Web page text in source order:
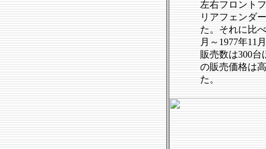
左右フロント
リアフェンダ
た。それに比
月～1977年11
販売数は300台
の販売価格は
た。